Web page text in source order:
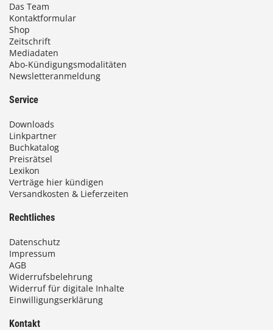
Das Team
Kontaktformular
Shop
Zeitschrift
Mediadaten
Abo-Kündigungsmodalitäten
Newsletteranmeldung
Service
Downloads
Linkpartner
Buchkatalog
Preisrätsel
Lexikon
Verträge hier kündigen
Versandkosten & Lieferzeiten
Rechtliches
Datenschutz
Impressum
AGB
Widerrufsbelehrung
Widerruf für digitale Inhalte
Einwilligungserklärung
Kontakt